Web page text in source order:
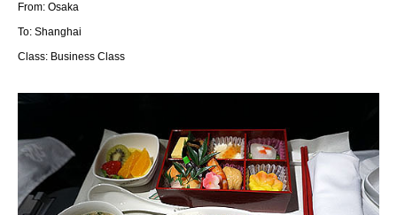
From: Osaka
To: Shanghai
Class: Business Class